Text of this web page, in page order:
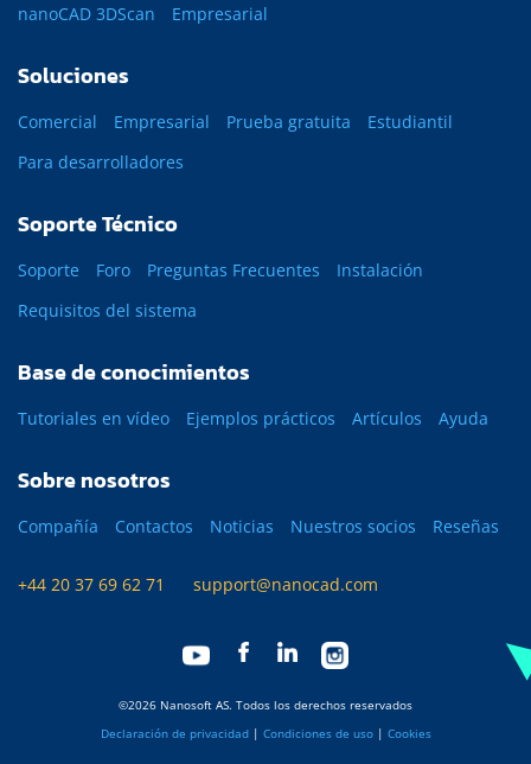
nanoCAD 3DScan Empresarial
Soluciones
Comercial Empresarial Prueba gratuita
Estudiantil
Para desarrolladores
Soporte Técnico
Soporte Foro Preguntas Frecuentes
Instalación
Requisitos del sistema
Base de conocimientos
Tutoriales en vídeo Ejemplos prácticos Artículos Ayuda
Sobre nosotros
Compañía Contactos Noticias Nuestros socios Reseñas
+44 20 37 69 62 71 support@nanocad.com
©2026 Nanosoft AS. Todos los derechos reservados
Declaración de privacidad| Condiciones de uso| Cookies